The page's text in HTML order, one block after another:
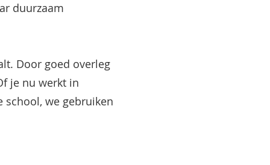
duurzaam
Door goed overleg
je nu werkt in
we gebruiken